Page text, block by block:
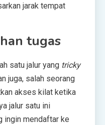
jarak tempat
tugas
satu jalur yang tricky
juga, salah seorang
akses kilat ketika
jalur satu ini
ingin mendaftar ke